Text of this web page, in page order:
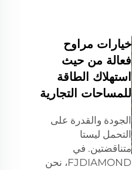
خيارات مراوح
فعالة من حيث
استهلاك الطاقة
للمساحات التجارية
الجودة والقدرة على
التحمل ليستا
متناقضتين. في
FJDIAMOND، نحن